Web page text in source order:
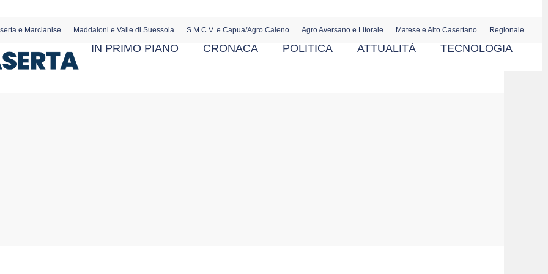
e Marcianise Maddaloni e Valle di Suessola S.M.C.V. e Capua/Agro Caleno Agro Aversano e Litorale Matese e Alto Casertano Regionale
IN PRIMO PIANO CRONACA POLITICA ATTUALITÀ TECNOLOGIA